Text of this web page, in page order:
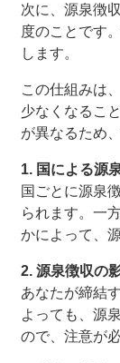
次に、源泉徴
度のことです
します。
この仕組みは
少なくなるこ
が異なるため
1. 国による源
国ごとに源泉
られます。一
かによって、
2. 源泉徴収の
あなたが締結
よっても、源
ので、注意が